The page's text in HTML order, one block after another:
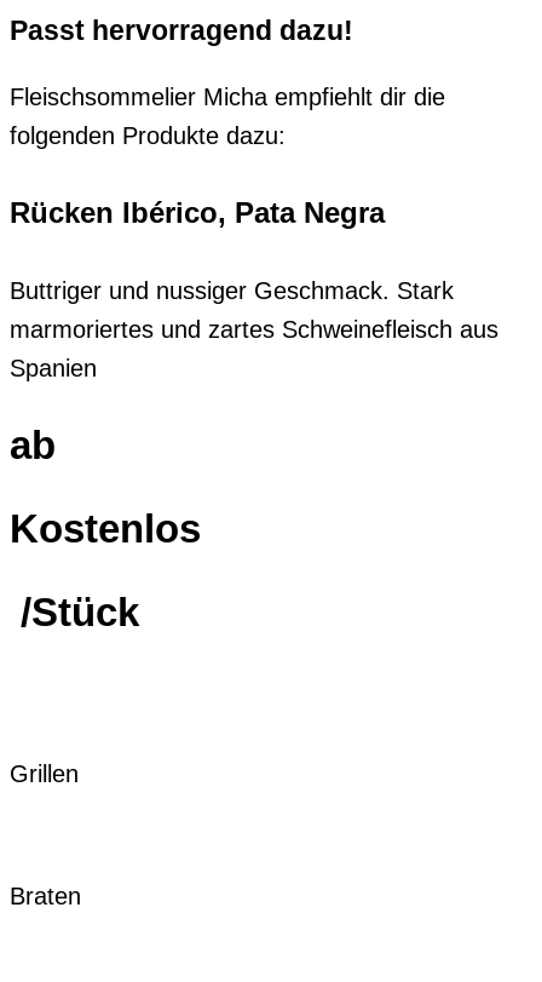
Passt hervorragend dazu!
Fleischsommelier Micha empfiehlt dir die
folgenden Produkte dazu:
Rücken Ibérico, Pata Negra
Buttriger und nussiger Geschmack. Stark
marmoriertes und zartes Schweinefleisch aus
Spanien
ab
Kostenlos
/Stück
Grillen
Braten